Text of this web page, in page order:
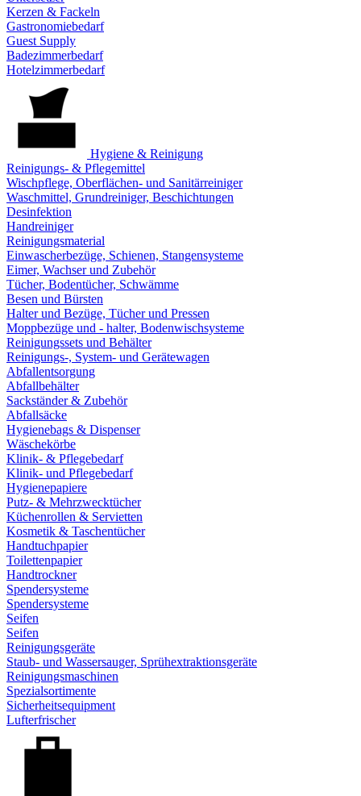
Kerzen & Fackeln
Gastronomiebedarf
Guest Supply
Badezimmerbedarf
Hotelzimmerbedarf
Hygiene & Reinigung
Reinigungs- & Pflegemittel
Wischpflege, Oberflächen- und Sanitärreiniger
Waschmittel, Grundreiniger, Beschichtungen
Desinfektion
Handreiniger
Reinigungsmaterial
Einwascherbezüge, Schienen, Stangensysteme
Eimer, Wachser und Zubehör
Tücher, Bodentücher, Schwämme
Besen und Bürsten
Halter und Bezüge, Tücher und Pressen
Moppbezüge und - halter, Bodenwischsysteme
Reinigungssets und Behälter
Reinigungs-, System- und Gerätewagen
Abfallentsorgung
Abfallbehälter
Sackständer & Zubehör
Abfallsäcke
Hygienebags & Dispenser
Wäschekörbe
Klinik- & Pflegebedarf
Klinik- und Pflegebedarf
Hygienepapiere
Putz- & Mehrzwecktücher
Küchenrollen & Servietten
Kosmetik & Taschentücher
Handtuchpapier
Toilettenpapier
Handtrockner
Spendersysteme
Spendersysteme
Seifen
Seifen
Reinigungsgeräte
Staub- und Wassersauger, Sprühextraktionsgeräte
Reinigungsmaschinen
Spezialsortimente
Sicherheitsequipment
Lufterfrischer